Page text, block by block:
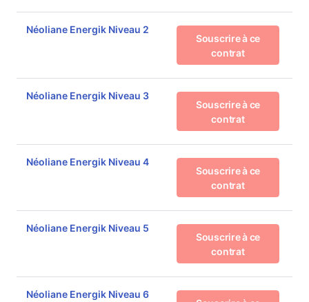
Néoliane Energik Niveau 2
Souscrire à ce
contrat
Néoliane Energik Niveau 3
Souscrire à ce
contrat
Néoliane Energik Niveau 4
Souscrire à ce
contrat
Néoliane Energik Niveau 5
Souscrire à ce
contrat
Néoliane Energik Niveau 6